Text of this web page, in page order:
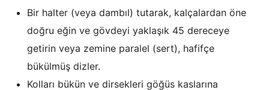
Bir halter (veya dambıl) tutarak, kalçalardan öne
doğru eğin ve gövdeyi yaklaşık 45 dereceye
getirin veya zemine paralel (sert), hafifçe
bükülmüş dizler.
Kolları bükün ve dirsekleri göğüs kaslarına